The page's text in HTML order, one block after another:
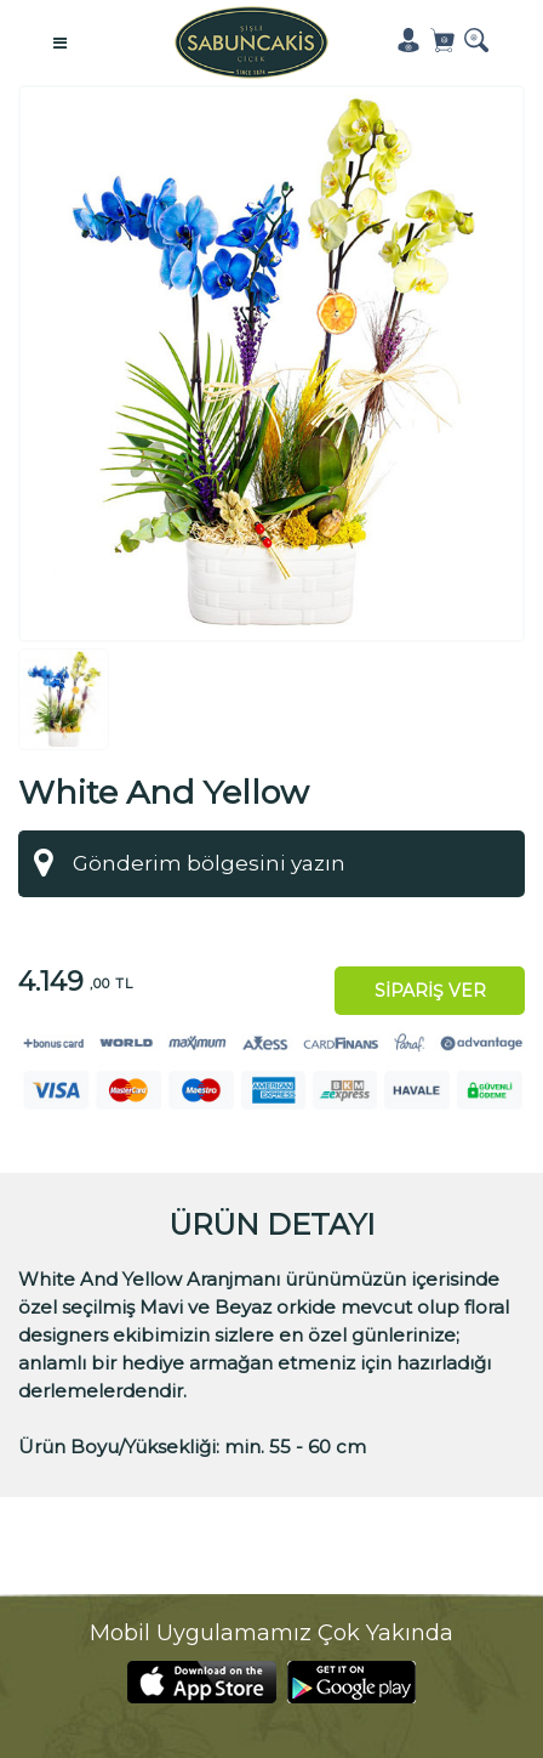
White And Yellow
4.149 ,00 TL SİPARİŞ VER
ÜRÜN DETAYI
White And Yellow Aranjmanı ürünümüzün içerisinde
özel seçilmiş Mavi ve Beyaz orkide mevcut olup floral
designers ekibimizin sizlere en özel günlerinize;
anlamlı bir hediye armağan etmeniz için hazırladığı
derlemelerdendir.
Ürün Boyu/Yüksekliği: min. 55 - 60 cm
Mobil Uygulamamız Çok Yakında